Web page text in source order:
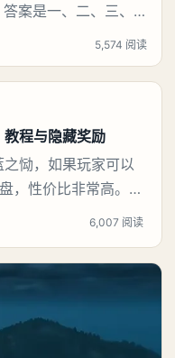
案是一、二、三、
、中、虫、下、虾、
明开局吧》第147关
关养龙虾找出27个常
【一、二、三
5,574 阅读
程与隐藏奖励
恸，如果玩家可以
，性价比非常高。不
那些新手玩家并不
关，有哪一些主要
《异环》深蓝之恸
触条件，只有驾驶
6,007 阅读